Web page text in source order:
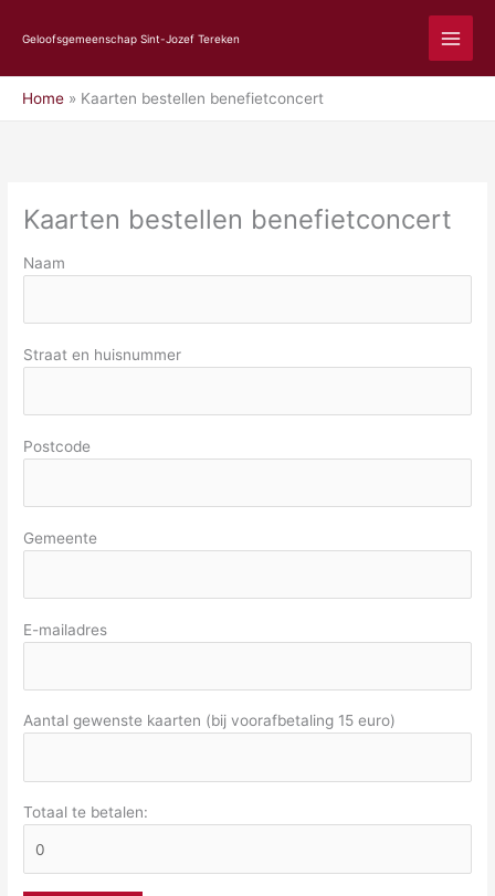
naarGeloofsgemeenschap Sint-Jozef Tereken
Home Kaarten bestellen benefietconcert
Kaarten bestellen benefietconcert
Naam
Straat en huisnummer
Postcode
Gemeente
E-mailadres
Aantal gewenste kaarten (bij voorafbetaling 15 euro)
Totaal te betalen: